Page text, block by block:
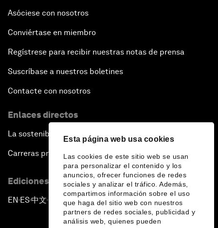
Esta página web usa cookies
Las cookies de este sitio web se usan
para personalizar el contenido y los
anuncios, ofrecer funciones de redes
sociales y analizar el tráfico. Además,
compartimos información sobre el uso
que haga del sitio web con nuestros
partners de redes sociales, publicidad y
análisis web, quienes pueden
Asóciese con nosotros
Conviértase en miembro
Regístrese para recibir nuestras notas de prensa
Suscríbase a nuestros boletines
Contacte con nosotros
Enlaces directos
La sostenibilidad en el Foro
Carreras profesionales
Ediciones en otros idiomas
EN ▪ES▪中文▪ 日本語